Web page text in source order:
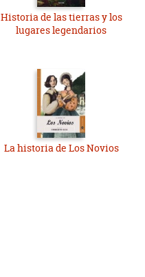
Historia de las tierras y los
lugares legendarios
La historia de Los Novios